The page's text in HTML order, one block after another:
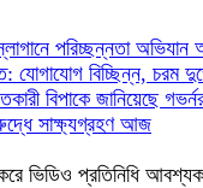
পরিচ্ছন্নতা অভিযান
বিচ্ছিন্ন, চরম
বিপাকে জানিয়েছে
সাক্ষ্যগ্রহণ আজ
করে ভিডিও